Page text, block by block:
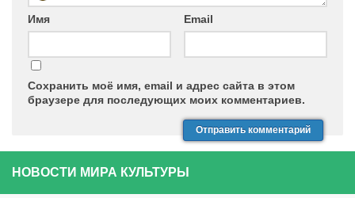
Имя Email
Сохранить моё имя, email и адрес сайта в этом
браузере для последующих моих комментариев.
НОВОСТИ МИРА КУЛЬТУРЫ